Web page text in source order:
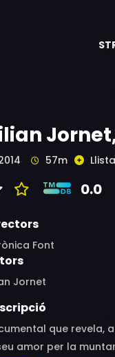
57m Llista
0.0
Font
Jornet
que revela,
amor per la